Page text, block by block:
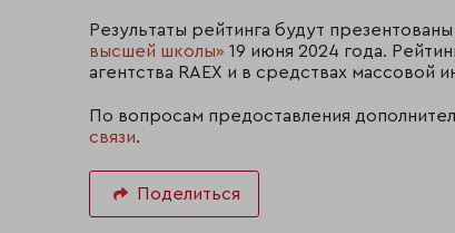
Результаты рейтинга будут презентованы
высшей школы» 19 июня 2024 года.
агентства RAEX и в средствах массовой
По вопросам предоставления
связи.
Поделиться